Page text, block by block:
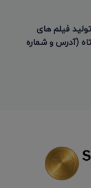
فیلم های
(آدرس و شماره